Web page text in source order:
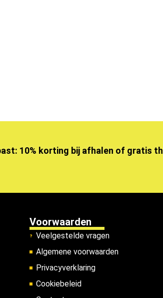
10% korting bij afhalen of gratis
Voorwaarden
Veelgestelde vragen
Algemene voorwaarden
Privacyverklaring
Cookiebeleid